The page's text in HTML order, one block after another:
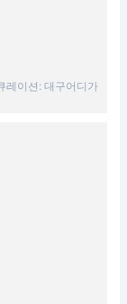
레이션: 대구어디가